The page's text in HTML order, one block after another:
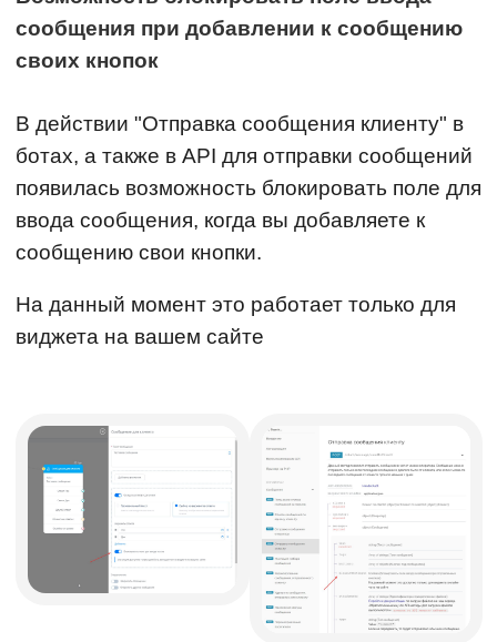
сообщения при добавлении к сообщению
своих кнопок
В действии "Отправка сообщения клиенту" в
ботах, а также в API для отправки сообщений
появилась возможность блокировать поле для
ввода сообщения, когда вы добавляете к
сообщению свои кнопки.
На данный момент это работает только для
виджета на вашем сайте